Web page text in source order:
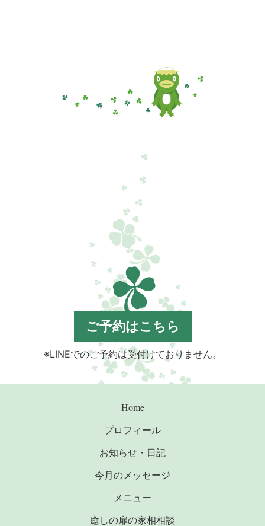
ご予約はこちら
※LINEでのご予約は受付けておりません。
Home
プロフィール
お知らせ・日記
今月のメッセージ
メニュー
癒しの扉の家相相談